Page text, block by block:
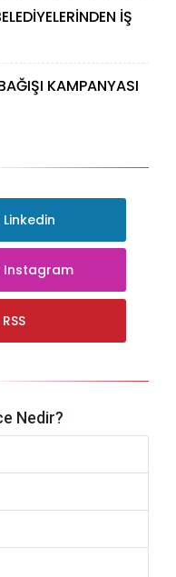
İŞ
KAMPANYASI
Linkedin
Instagram
RSS
Nedir?